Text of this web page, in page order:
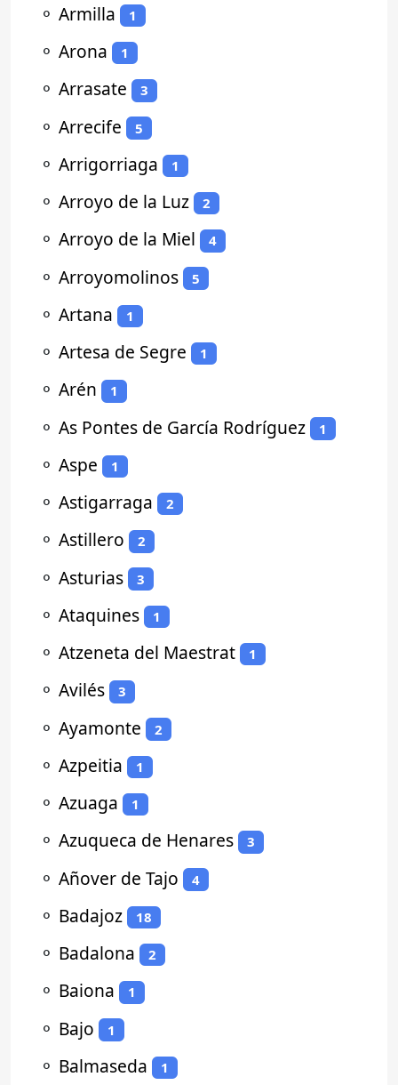
⚬ Armilla 1
⚬ Arona 1
⚬ Arrasate 3
⚬ Arrecife 5
⚬ Arrigorriaga 1
⚬ Arroyo de la Luz 2
⚬ Arroyo de la Miel 4
⚬ Arroyomolinos 5
⚬ Artana 1
⚬ Artesa de Segre 1
⚬ Arén 1
⚬ As Pontes de García Rodríguez 1
⚬ Aspe 1
⚬ Astigarraga 2
⚬ Astillero 2
⚬ Asturias 3
⚬ Ataquines 1
⚬ Atzeneta del Maestrat 1
⚬ Avilés 3
⚬ Ayamonte 2
⚬ Azpeitia 1
⚬ Azuaga 1
⚬ Azuqueca de Henares 3
⚬ Añover de Tajo 4
⚬ Badajoz 18
⚬ Badalona 2
⚬ Baiona 1
⚬ Bajo 1
⚬ Balmaseda 1